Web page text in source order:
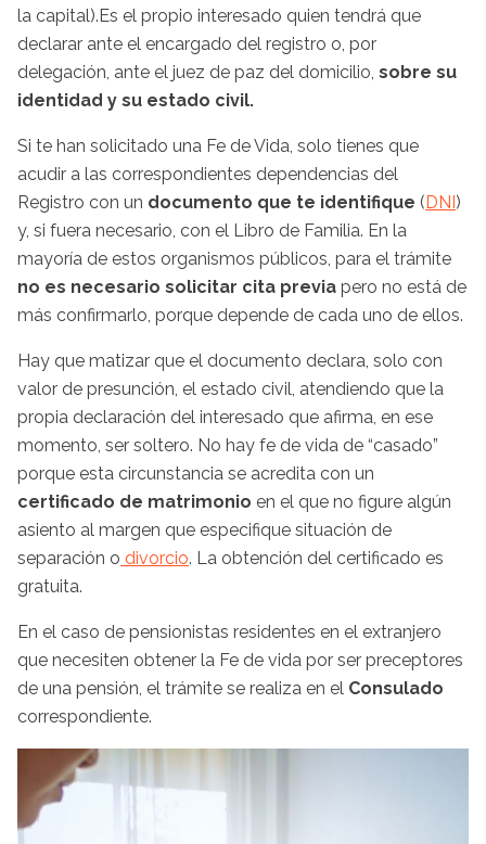
la capital).Es el propio interesado quien tendrá que
declarar ante el encargado del registro o, por
delegación, ante el juez de paz del domicilio, sobre su
identidad y su estado civil.
Si te han solicitado una Fe de Vida, solo tienes que
acudir a las correspondientes dependencias del
Registro con un documento que te identifique ( DNI )
y, si fuera necesario, con el Libro de Familia. En la
mayoría de estos organismos públicos, para el trámite
no es necesario solicitar cita previa pero no está de
más confirmarlo, porque depende de cada uno de ellos.
Hay que matizar que el documento declara, solo con
valor de presunción, el estado civil, atendiendo que la
propia declaración del interesado que afirma, en ese
momento, ser soltero. No hay fe de vida de “casado”
porque esta circunstancia se acredita con un
certificado de matrimonio en el que no figure algún
asiento al margen que especifique situación de
separación o divorcio. La obtención del certificado es
gratuita.
En el caso de pensionistas residentes en el extranjero
que necesiten obtener la Fe de vida por ser preceptores
de una pensión, el trámite se realiza en el Consulado
correspondiente.